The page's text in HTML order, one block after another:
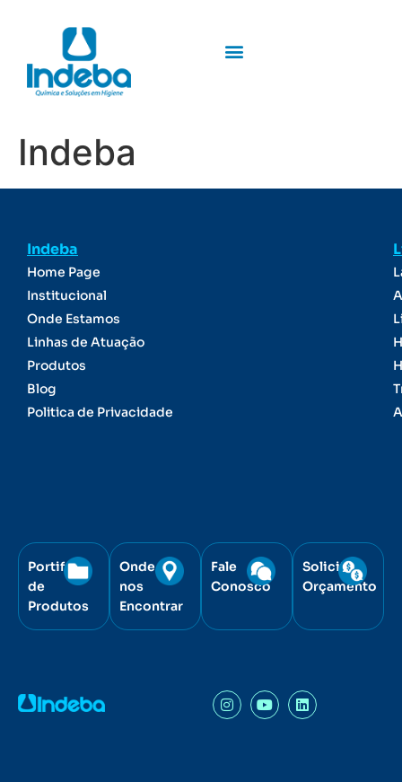
Indeba
Indeba
Home Page
Institucional
Onde Estamos
Linhas de Atuação
Produtos
Blog
Politica de Privacidade
Portifólio
de
Produtos
Onde
nos
Encontrar
Fale
Conosco
Solicite
Orçamento